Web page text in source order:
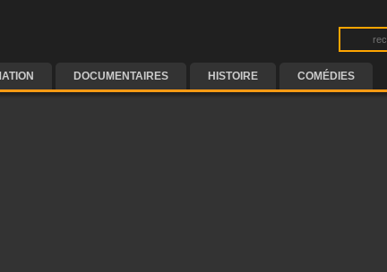
DOCUMENTAIRES HISTOIRE COMÉDIES